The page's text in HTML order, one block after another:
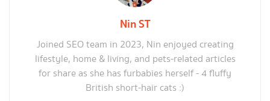
Nin ST
Joined SEO team in 2023, Nin enjoyed creating
lifestyle, home & living, and pets-related articles
for share as she has furbabies herself - 4 fluffy
British short-hair cats :)